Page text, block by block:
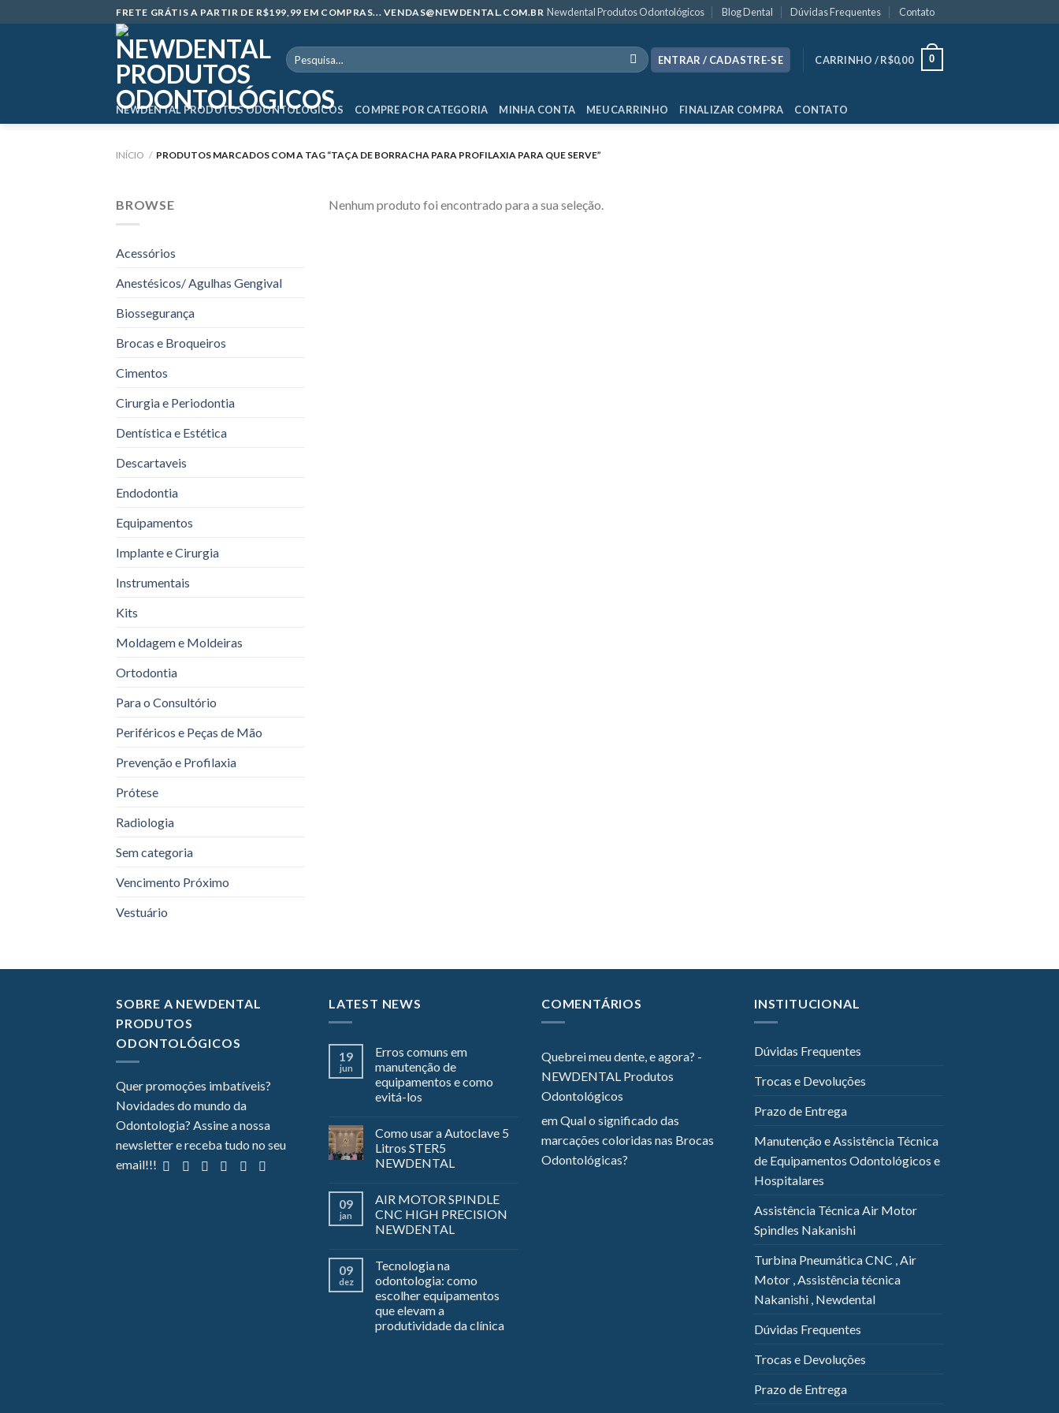
to
FRETE GRÁTIS A PARTIR DE R$199,99 EM COMPRAS... VENDAS@NEWDENTAL.COM.BR Newdental Produtos Odontológicos Blog Dental Dúvidas Frequentes Contato
Pesquisar
por:
ENTRAR / CADASTRE-SE CARRINHO /R$0,00 0
NEWDENTAL PRODUTOS ODONTOLÓGICOS COMPRE POR CATEGORIA MINHA CONTA MEU CARRINHO FINALIZAR COMPRA CONTATO
INÍCIO / PRODUTOS MARCADOS COM A TAG “TAÇA DE BORRACHA PARA PROFILAXIA PARA QUE SERVE”
BROWSE
Acessórios
Anestésicos/ Agulhas Gengival
Biossegurança
Brocas e Broqueiros
Cimentos
Cirurgia e Periodontia
Dentística e Estética
Descartaveis
Endodontia
Equipamentos
Implante e Cirurgia
Instrumentais
Kits
Moldagem e Moldeiras
Ortodontia
Para o Consultório
Periféricos e Peças de Mão
Prevenção e Profilaxia
Prótese
Radiologia
Sem categoria
Vencimento Próximo
Vestuário
Nenhum produto foi encontrado para a sua seleção.
SOBRE A NEWDENTAL
PRODUTOS
ODONTOLÓGICOS
Quer promoções imbatíveis?
Novidades do mundo da
Odontologia? Assine a nossa
newsletter e receba tudo no seu
email!!!
LATEST NEWS
19
jun
Erros comuns em
manutenção de
equipamentos e como
evitá-los
Como usar a Autoclave 5
Litros STER5
NEWDENTAL
09
jan
AIR MOTOR SPINDLE
CNC HIGH PRECISION
NEWDENTAL
09
dez
Tecnologia na
odontologia: como
escolher equipamentos
que elevam a
produtividade da clínica
COMENTÁRIOS
Quebrei meu dente, e agora? -
NEWDENTAL Produtos
Odontológicos
emQual o significado das
marcações coloridas nas Brocas
Odontológicas?
INSTITUCIONAL
Dúvidas Frequentes
Trocas e Devoluções
Prazo de Entrega
Manutenção e Assistência Técnica
de Equipamentos Odontológicos e
Hospitalares
Assistência Técnica Air Motor
Spindles Nakanishi
Turbina Pneumática CNC , Air
Motor , Assistência técnica
Nakanishi , Newdental
Dúvidas Frequentes
Trocas e Devoluções
Prazo de Entrega